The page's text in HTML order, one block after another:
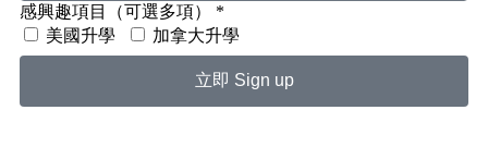
感興趣項目（可選多項） *
美國升學
加拿大升學
立即 Sign up